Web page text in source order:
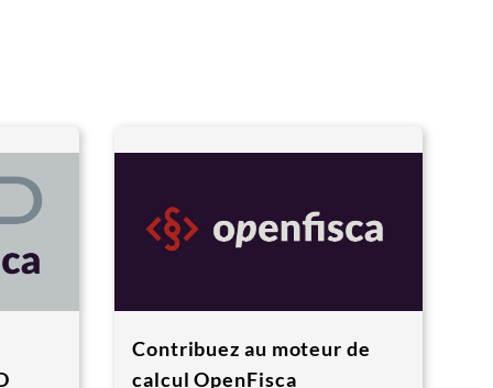
Contribuez au moteur de
calcul OpenFisca